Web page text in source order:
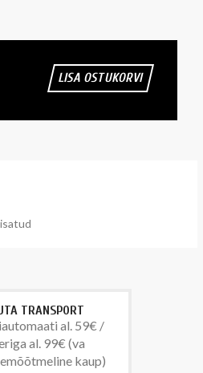
LISA OSTUKORVI
TRANSPORT
al. 59€ /
al. 99€ (va
kaup)